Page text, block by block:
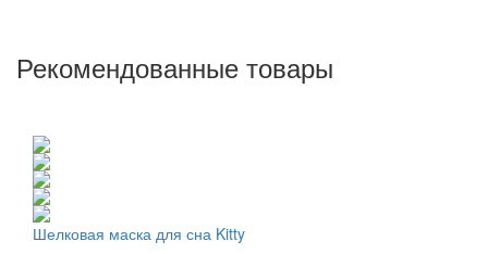
Рекомендованные товары
Шелковая маска для сна Kitty